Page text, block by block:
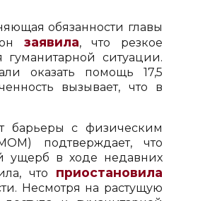
обязанности главы
заявила, что резкое
ситуации.
оказать помощь 17,5
вызывает, что в
барьеры с физическим
подтверждает, что
ущерб в ходе недавних
что приостановила
Несмотря на растущую